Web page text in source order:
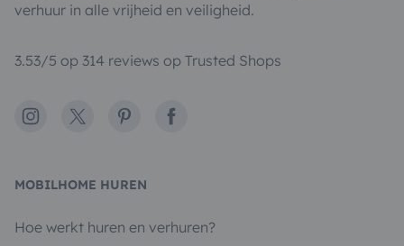
verhuur in alle vrijheid en veiligheid.
3.53/5 op 314 reviews op Trusted Shops
Instagram
X PinterestFacebook
MOBILHOME HUREN
Hoe werkt huren en verhuren?